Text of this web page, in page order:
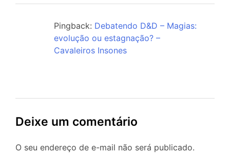
Pingback: Debatendo D&D – Magias:
evolução ou estagnação? –
Cavaleiros Insones
Deixe um comentário
O seu endereço de e-mail não será publicado.